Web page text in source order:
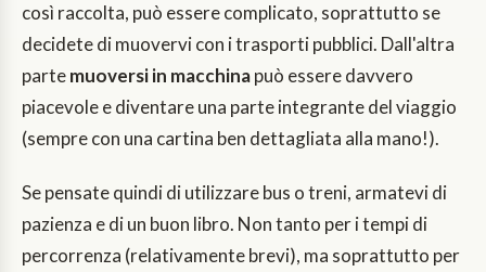
così raccolta, può essere complicato, soprattutto se
decidete di muovervi con i trasporti pubblici. Dall'altra
partemuoversi in macchinapuò essere davvero
piacevole e diventare una parte integrante del viaggio
(sempre con una cartina ben dettagliata alla mano!).
Se pensate quindi di utilizzare bus o treni, armatevi di
pazienza e di un buon libro. Non tanto per i tempi di
percorrenza (relativamente brevi), ma soprattutto per